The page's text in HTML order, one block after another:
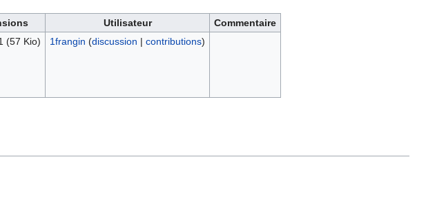
Utilisateur
Commentaire
(57 Kio) 1frangin (discussion | contributions)